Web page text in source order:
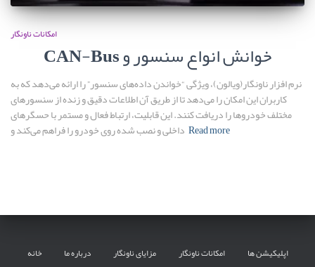
امکانات ناونگار
CAN-Bus خوانش انواع سنسور و
نرم افزار ناونگار(ویالون)، ویژگی “خواندن داده‌های سنسور” را ارائه می‌دهد که به
کاربران این امکان را می‌دهد تا از طریق آن اطلاعات دقیق و زنده از سنسورهای
مختلف خودروها را دریافت کنند. این قابلیت، ارتباط فعال و مستمر با حسگرهای
داخلی و نصب شده روی خودرو را فراهم می‌کند و Read more
خانه درباره ما مزایای ناونگار امکانات ناونگار اپلیکیشن ها